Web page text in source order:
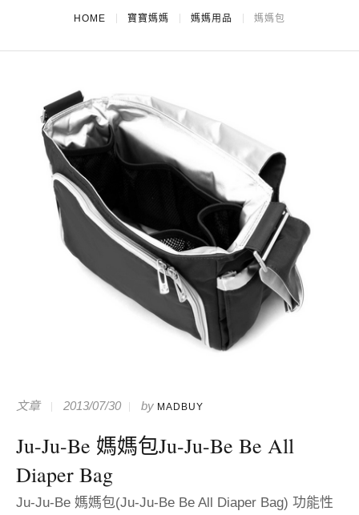
HOME 寶寶媽媽 媽媽用品 媽媽包
文章 2013/07/30 by MADBUY
Ju-Ju-Be 媽媽包Ju-Ju-Be Be All
Diaper Bag
Ju-Ju-Be 媽媽包(Ju-Ju-Be Be All Diaper Bag) 功能性